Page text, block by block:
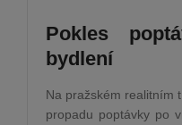
Pokles
bydlení
Na pražském realitním
propadu poptávky po